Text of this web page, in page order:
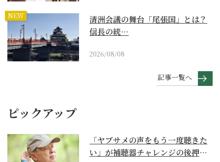
NEW
清洲会議の舞台「尾張国」とは？
信長の統…
2026/08/08
記事一覧へ
ピックアップ
「ヤブサメの声をもう一度聴きた
い」が補聴器チャレンジの後押し